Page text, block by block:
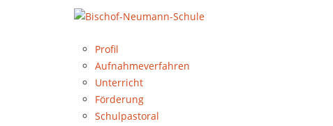
Profil
Aufnahmeverfahren
Unterricht
Förderung
Schulpastoral